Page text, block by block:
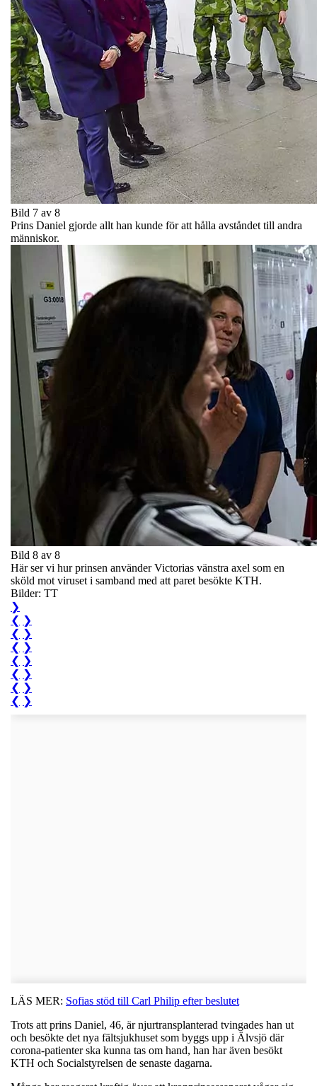
Bild 7 av 8
Prins Daniel gjorde allt han kunde för att hålla avståndet till andra
människor.
Bild 8 av 8
Här ser vi hur prinsen använder Victorias vänstra axel som en
sköld mot viruset i samband med att paret besökte KTH.
Bilder: TT
❯
❮ ❯
❮ ❯
❮ ❯
❮ ❯
❮ ❯
❮ ❯
❮ ❯
LÄS MER: Sofias stöd till Carl Philip efter beslutet
Trots att prins Daniel, 46, är njurtransplanterad tvingades han ut
och besökte det nya fältsjukhuset som byggs upp i Älvsjö där
corona-patienter ska kunna tas om hand, han har även besökt
KTH och Socialstyrelsen de senaste dagarna.